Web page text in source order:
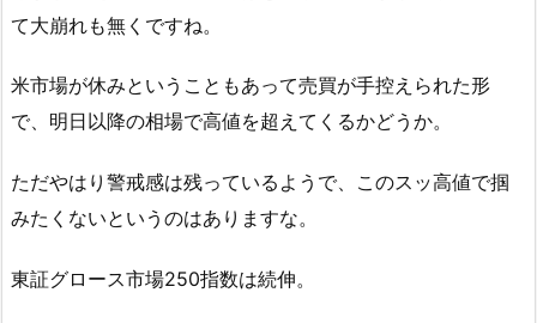
て大崩れも無くですね。
米市場が休みということもあって売買が手控えられた形
で、明日以降の相場で高値を超えてくるかどうか。
ただやはり警戒感は残っているようで、このスッ高値で掴
みたくないというのはありますな。
東証グロース市場250指数は続伸。